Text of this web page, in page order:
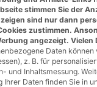
Sale
/ Schreibe einen
stimmen Sie der
sind nur dann
zustimmen.
angezeigt. Vielen
Daten
z. B. für
und Inhaltsmessung.
Ihrer Daten finden Sie in